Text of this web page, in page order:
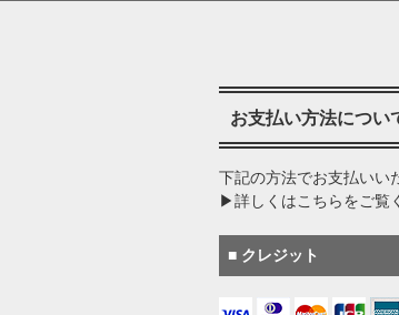
お支払い方法につい
下記の方法でお支払いい
▶詳しくはこちらをご覧
■ クレジット